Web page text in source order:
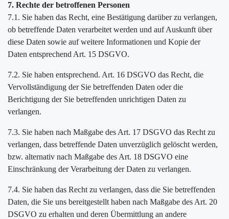
7. Rechte der betroffenen Personen
7.1. Sie haben das Recht, eine Bestätigung darüber zu verlangen,
ob betreffende Daten verarbeitet werden und auf Auskunft über
diese Daten sowie auf weitere Informationen und Kopie der
Daten entsprechend Art. 15 DSGVO.
7.2. Sie haben entsprechend. Art. 16 DSGVO das Recht, die
Vervollständigung der Sie betreffenden Daten oder die
Berichtigung der Sie betreffenden unrichtigen Daten zu
verlangen.
7.3. Sie haben nach Maßgabe des Art. 17 DSGVO das Recht zu
verlangen, dass betreffende Daten unverzüglich gelöscht werden,
bzw. alternativ nach Maßgabe des Art. 18 DSGVO eine
Einschränkung der Verarbeitung der Daten zu verlangen.
7.4. Sie haben das Recht zu verlangen, dass die Sie betreffenden
Daten, die Sie uns bereitgestellt haben nach Maßgabe des Art. 20
DSGVO zu erhalten und deren Übermittlung an andere